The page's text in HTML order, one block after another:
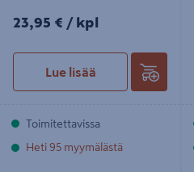
23,95€/kpl
23,95 € / kpl
Lue lisää
Toimitettavissa
Heti 95 myymälästä